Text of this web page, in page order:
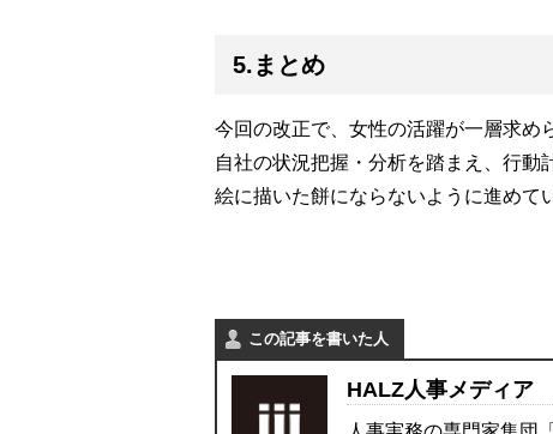
5.まとめ
今回の改正で、女性の活躍が一層求め
自社の状況把握・分析を踏まえ、行動
絵に描いた餅にならないように進めて
この記事を書いた人
HALZ人事メディア